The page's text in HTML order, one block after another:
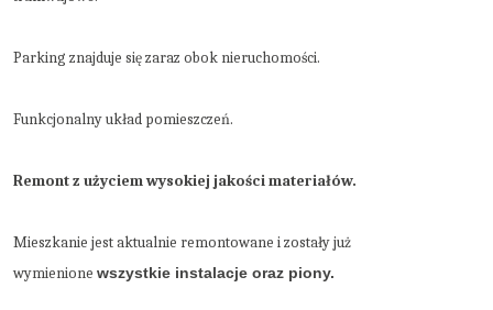
Parking znajduje się zaraz obok nieruchomości.
Funkcjonalnyukład pomieszczeń.
Remont z użyciem wysokiej jakości materiałów.
Mieszkanie jest aktualnie remontowane i zostały już
wymienione wszystkie instalacje oraz piony.